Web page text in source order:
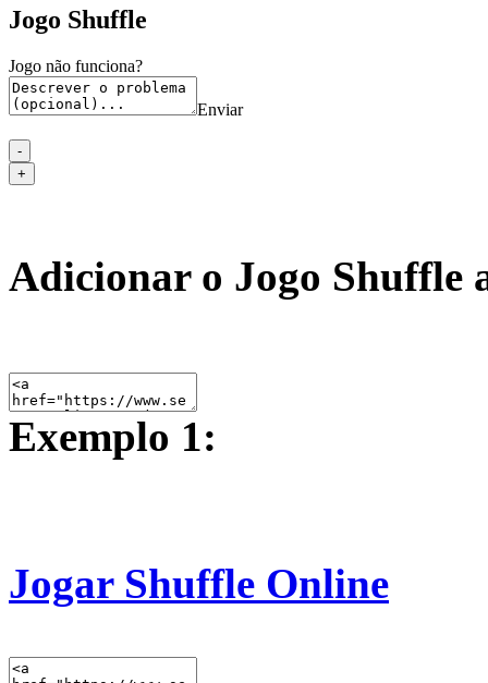
Jogo Shuffle
Jogo não funciona?
Enviar
Adicionar o Jogo Shuffle
Exemplo 1:
Jogar Shuffle Online